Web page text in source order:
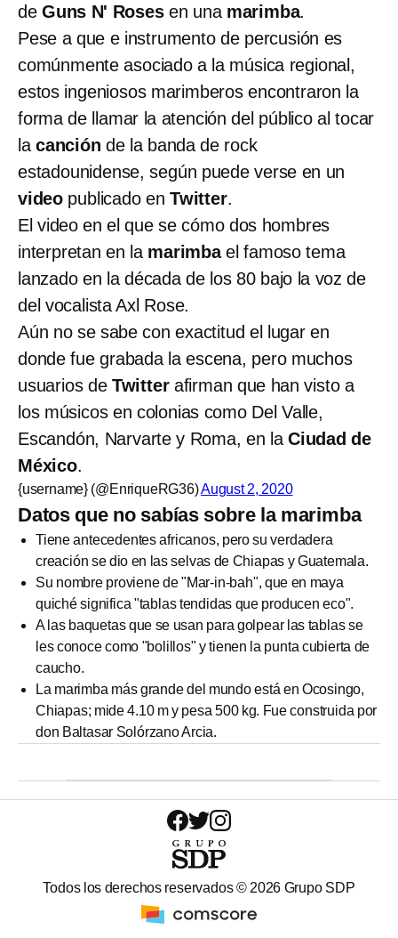
de Guns N' Roses en una marimba.
Pese a que e instrumento de percusión es
comúnmente asociado a la música regional,
estos ingeniosos marimberos encontraron la
forma de llamar la atención del público al tocar
la canción de la banda de rock
estadounidense, según puede verse en un
video publicado enTwitter.
El video en el que se cómo dos hombres
interpretan en la marimbael famoso tema
lanzado en la década de los 80 bajo la voz de
del vocalista Axl Rose.
Aún no se sabe con exactitud el lugar en
donde fue grabada la escena, pero muchos
usuarios de Twitter afirman que han visto a
los músicos en colonias como Del Valle,
Escandón, Narvarte y Roma, en la Ciudad de
México.
{username} (@EnriqueRG36)August 2, 2020
Datos que no sabías sobre la marimba
Tiene antecedentes africanos, pero su verdadera
creación se dio en las selvas de Chiapas y Guatemala.
Su nombre proviene de "Mar-in-bah", que en maya
quiché significa "tablas tendidas que producen eco".
A las baquetas que se usan para golpear las tablas se
les conoce como "bolillos" y tienen la punta cubierta de
caucho.
La marimba más grande del mundo está en Ocosingo,
Chiapas; mide 4.10 m y pesa 500 kg. Fue construida por
don Baltasar Solórzano Arcia.
Todos los derechos reservados © 2026 Grupo SDP